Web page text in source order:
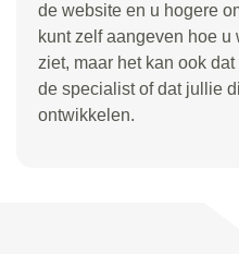
de website en u hogere
kunt zelf aangeven hoe
ziet, maar het kan ook
de specialist of dat jullie
ontwikkelen.